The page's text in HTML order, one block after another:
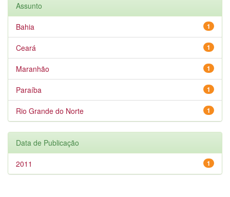
Assunto
1
Bahia
1
Ceará
1
Maranhão
1
Paraíba
1
Rio Grande do Norte
Data de Publicação
1
2011